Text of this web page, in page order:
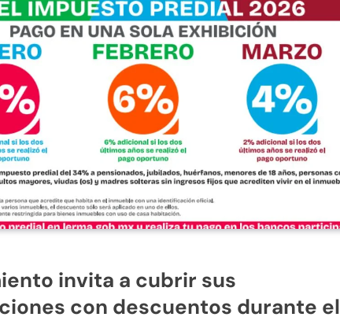
invita a cubrir sus
con descuentos durante el